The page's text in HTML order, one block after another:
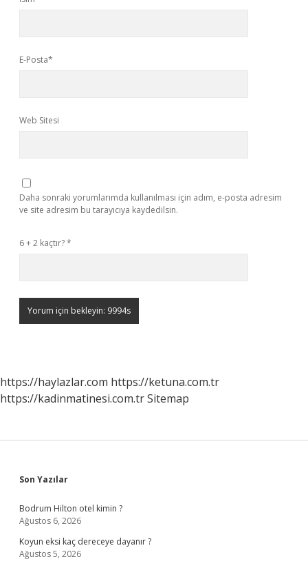
E-Posta*
Web Sitesi
Daha sonraki yorumlarımda kullanılması için adım, e-posta adresim
ve site adresim bu tarayıcıya kaydedilsin.
6 + 2 kaçtır?*
https://haylazlar.com https://ketuna.com.tr
https://kadinmatinesi.com.trSitemap
Sidebar
Son Yazılar
Bodrum Hilton otel kimin ?
Ağustos 6, 2026
Koyun eksi kaç dereceye dayanır ?
Ağustos 5, 2026